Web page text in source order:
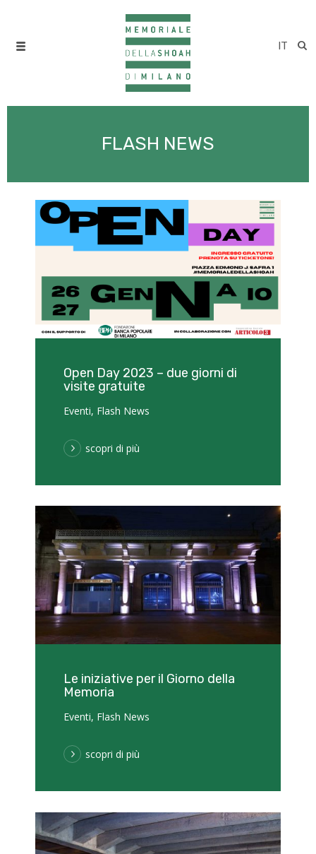
IT
FLASH NEWS
Open Day 2023 – due giorni di
visite gratuite
Eventi, Flash News
scopri di più
Le iniziative per il Giorno della
Memoria
Eventi, Flash News
scopri di più